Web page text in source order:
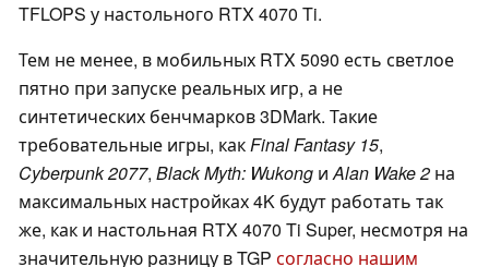
TFLOPS у настольного RTX 4070 Ti.
Тем не менее, в мобильных RTX 5090 есть светлое
пятно при запуске реальных игр, а не
синтетических бенчмарков 3DMark. Такие
требовательные игры, какFinal Fantasy 15,
Cyberpunk 2077, Black Myth: Wukong иAlan Wake 2 на
максимальных настройках 4K будут работать так
же, как и настольная RTX 4070 Ti Super, несмотря на
значительную разницу в TGP согласно нашим